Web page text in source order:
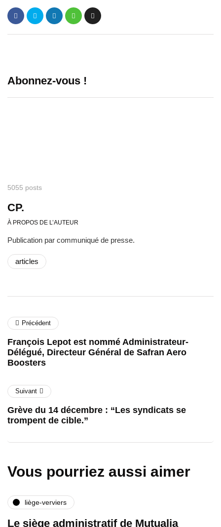
Abonnez-vous !
5055 posts
CP.
À PROPOS DE L’AUTEUR
Publication par communiqué de presse.
articles
Précédent
François Lepot est nommé Administrateur-
Délégué, Directeur Général de Safran Aero
Boosters
Suivant
Grève du 14 décembre : “Les syndicats se
trompent de cible.”
Vous pourriez aussi aimer
liège-verviers
Le siège administratif de Mutualia